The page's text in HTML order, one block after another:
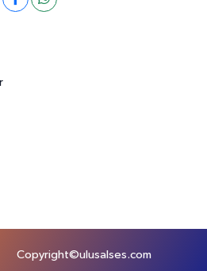
Copyright©ulusalses.com